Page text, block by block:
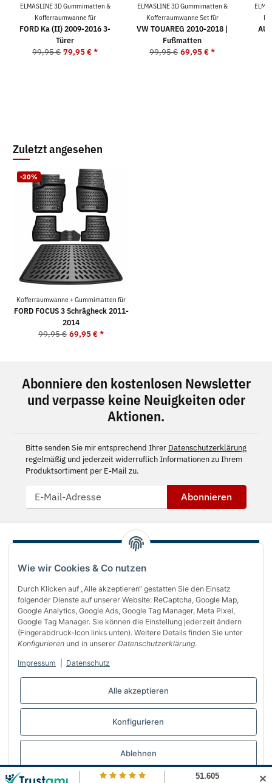
Wie wir Cookies & Co nutzen
Durch Klicken auf „Alle akzeptieren“ gestatten Sie den Einsatz
folgender Dienste auf unserer Website: ReCaptcha, Google Map,
Google Analytics, Google Ads, Google Tag Manager, Meta Pixel,
Google Tag Manager. Sie können die Einstellung jederzeit ändern
(Fingerabdruck-Icon links unten). Weitere Details finden Sie unter
Konfigurieren und in unserer Datenschutzerklärung.
Impressum Datenschutz
Alle akzeptieren
Konfigurieren
Ablehnen
ELMASLINE 3D Gummimatten &
Kofferraumwanne für
FORD Ka (II) 2009-2016 3-
Türer
99,95 € 79,95 €*
ELMASLINE 3D Gummimatten &
Kofferraumwanne Set für
VW TOUAREG 2010-2018 |
Fußmatten
99,95 € 69,95 €*
Zuletzt angesehen
-30%
Kofferraumwanne + Gummimatten für
FORD FOCUS 3 Schrägheck 2011-
2014
99,95 € 69,95 €*
Abonniere den kostenlosen Newsletter
und verpasse keine Neuigkeiten oder
Aktionen.
Bitte senden Sie mir entsprechend Ihrer Datenschutzerklärung
regelmäßig und jederzeit widerruflich Informationen zu Ihrem
Produktsortiment per E-Mail zu.
Abonnieren
Über uns
Informationen
Bequem bezahlen
✕